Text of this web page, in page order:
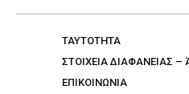
TAYTOTHTA
ΣΤΟΙΧΕΙΑ ΔΙΑΦΑΝΕΙΑΣ –
ΕΠΙΚΟΙΝΩΝΙΑ